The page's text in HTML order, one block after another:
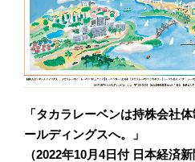
「タカラレーベンは持株会社
ールディングスへ。」
（2022年10月4日付 日本経済新